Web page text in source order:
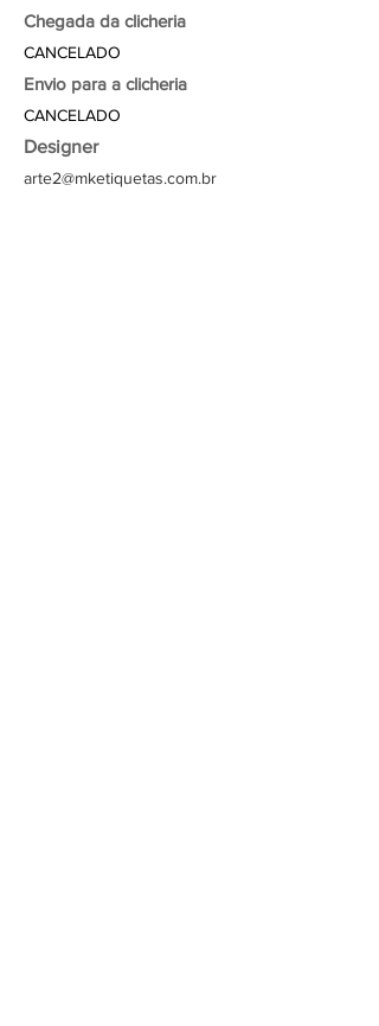
Chegada da clicheria
CANCELADO
Envio para a clicheria
CANCELADO
Designer
arte2@mketiquetas.com.br